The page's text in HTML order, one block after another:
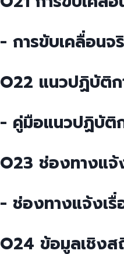
- การขับเคลื่อนจ
O22 แนวปฏิบัติก
- คู่มือแนวปฏิบัติ
O23 ช่องทางแจ้
- ช่องทางแจ้งเ
O24 ข้อมูลเชิงส